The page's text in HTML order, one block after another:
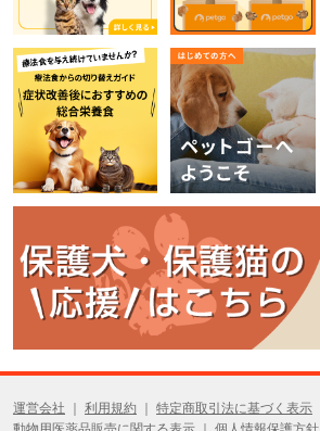
運営会社 利用規約
特定商取引法に基づく表示